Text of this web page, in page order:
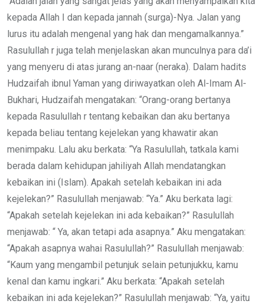
kepada Allah I dan kepada jannah (surga)-Nya. Jalan yang
lurus itu adalah mengenal yang hak dan mengamalkannya.”
Rasulullah r juga telah menjelaskan akan munculnya para da’i
yang menyeru di atas jurang an-naar (neraka). Dalam hadits
Hudzaifah ibnul Yaman yang diriwayatkan oleh Al-Imam Al-
Bukhari, Hudzaifah mengatakan: “Orang-orang bertanya
kepada Rasulullah r tentang kebaikan dan aku bertanya
kepada beliau tentang kejelekan yang khawatir akan
menimpaku. Lalu aku berkata: “Ya Rasulullah, tatkala kami
berada dalam kehidupan jahiliyah Allah mendatangkan
kebaikan ini (Islam). Apakah setelah kebaikan ini ada
kejelekan?” Rasulullah menjawab: “Ya.” Aku berkata lagi:
“Apakah setelah kejelekan ini ada kebaikan?” Rasulullah
menjawab: “ Ya, akan tetapi ada asapnya.” Aku mengatakan:
“Apakah asapnya wahai Rasulullah?” Rasulullah menjawab:
“Kaum yang mengambil petunjuk selain petunjukku, kamu
kenal dan kamu ingkari.” Aku berkata: “Apakah setelah
kebaikan ini ada kejelekan?” Rasulullah menjawab: “Ya, yaitu